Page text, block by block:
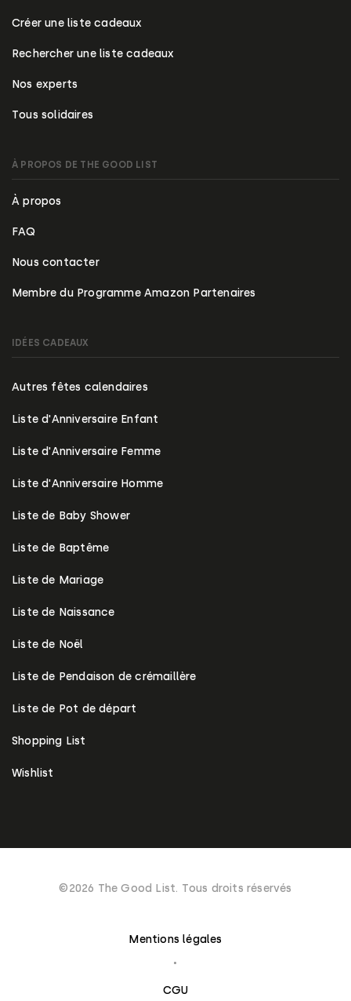
Créer une liste cadeaux
Rechercher une liste cadeaux
Nos experts
Tous solidaires
À PROPOS DE THE GOOD LIST
À propos
FAQ
Nous contacter
Membre du Programme Amazon Partenaires
IDÉES CADEAUX
Autres fêtes calendaires
Liste d'Anniversaire Enfant
Liste d'Anniversaire Femme
Liste d'Anniversaire Homme
Liste de Baby Shower
Liste de Baptême
Liste de Mariage
Liste de Naissance
Liste de Noël
Liste de Pendaison de crémaillère
Liste de Pot de départ
Shopping List
Wishlist
©2026 The Good List. Tous droits réservés
Mentions légales
CGU